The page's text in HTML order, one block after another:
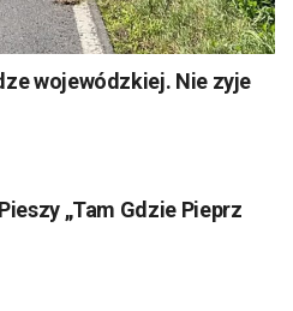
wojewódzkiej. Nie zyje
„Tam Gdzie Pieprz